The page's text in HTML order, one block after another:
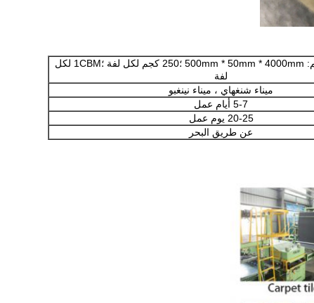
اترك رسالة
إرسال
معبأة في لفةالحجم: 500mm * 50mm * 4000mm ؛250 كجم لكل لفة ؛1CBM لكل
لفة
ميناء شنغهاي ، ميناء نينغبو
5-7 أيام عمل
20-25 يوم عمل
عن طريق البحر